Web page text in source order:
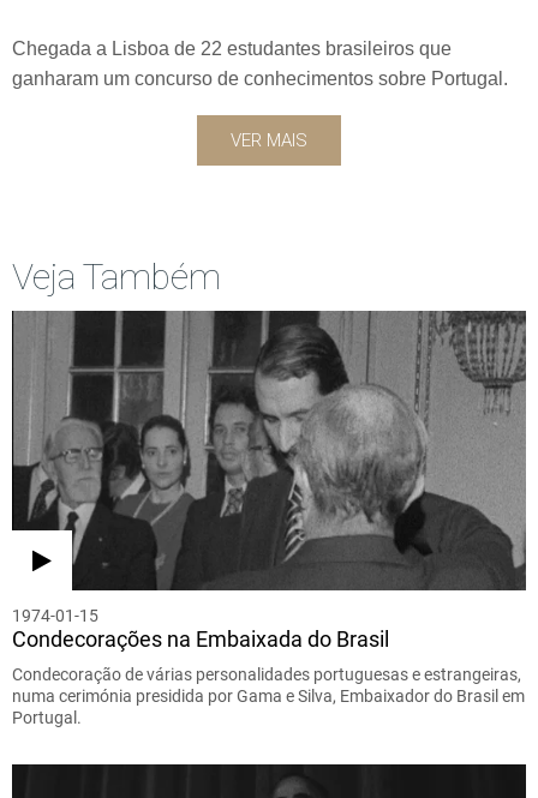
Chegada a Lisboa de 22 estudantes brasileiros que
ganharam um concurso de conhecimentos sobre Portugal.
VER MAIS
Veja Também
1974-01-15
Condecorações na Embaixada do Brasil
Condecoração de várias personalidades portuguesas e estrangeiras,
numa cerimónia presidida por Gama e Silva, Embaixador do Brasil em
Portugal.